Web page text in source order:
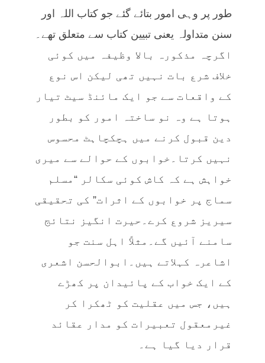
طور پر وہی امور بتائے گئے جو کتاب اللہ اور
سنن متداولہ یعنی تبیین کتاب سے متعلق تھے۔
اگرچہ مذکورہ بالا وظیفہ میں کوئی
خلاف شرع بات نہیں تھی لیکن اس نوع
کے واقعات سے جو ایک مائنڈ سیٹ تیار
ہوتا ہے وہ نو ساختہ امور کو بطور
دین قبول کرنے میں ہچکچاہٹ محسوس
نہیں کرتا۔خوابوں کے حوالے سے میری
خواہش ہے کہ کاش کوئی سکالر “مسلم
سماج پر خوابوں کے اثرات” کی تحقیقی
سیریز شروع کرے۔ حیرت انگیز نتائج
سامنے آئیں گے۔ مثلاً ا ہل سنت جو
اشاعرہ کہلاتے ہیں۔ا بوالحسن اشعری
کے ایک خواب کے پائیدان پر کھڑے
ہیں، جس میں عقلیت کو ٹھکرا کر
غیرمعقول تعبیرات کو مدار عقائد
قرار دیا گیا ہے۔